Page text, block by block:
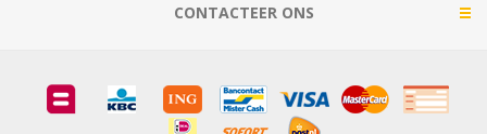
CONTACTEER ONS